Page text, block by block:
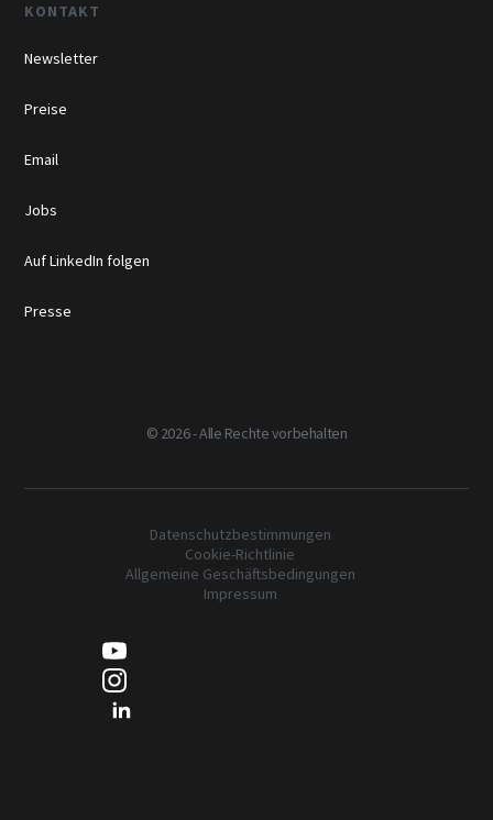
KONTAKT
Newsletter
Preise
Email
Jobs
Auf LinkedIn folgen
Presse
© 2026 - Alle Rechte vorbehalten
Datenschutzbestimmungen
Cookie-Richtlinie
Allgemeine Geschäftsbedingungen
Impressum